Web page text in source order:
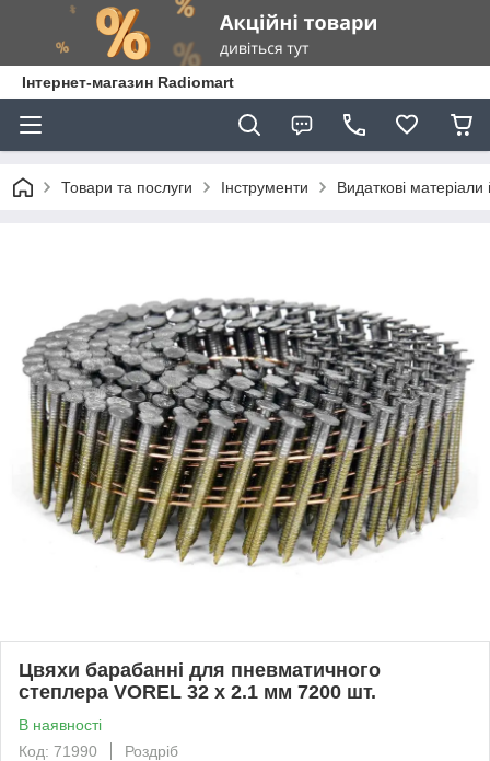
Інтернет-магазин Radiomart
Товари та послуги Інструменти Видаткові
Цвяхи барабанні для пневматичного
степлера VOREL 32 х 2.1 мм 7200 шт.
В наявності
Код: 71990
Роздріб